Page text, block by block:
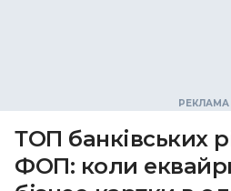
ТОП банківських
ФОП: коли